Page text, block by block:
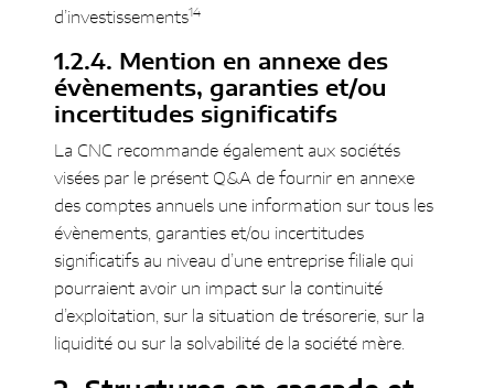
d’investissements14
Mention en annexe des
évènements, garanties et/ou
incertitudes significatifs
La CNC recommande également aux sociétés
visées par le présent Q&A de fournir en annexe
des comptes annuels une information sur tous les
évènements, garanties et/ou incertitudes
significatifs au niveau d’une entreprise filiale qui
pourraient avoir un impact sur la continuité
d’exploitation, sur la situation de trésorerie, sur la
liquidité ou sur la solvabilité de la société mère.